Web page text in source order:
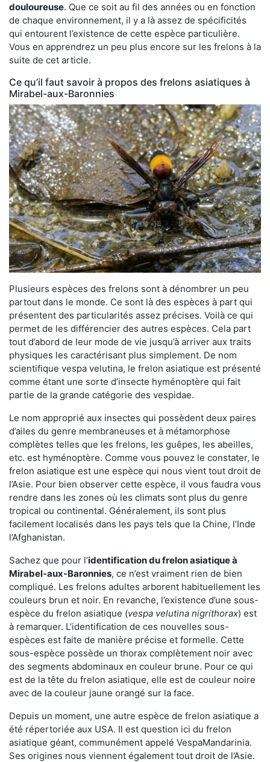
douloureuse. Que ce soit au fil des années ou en fonction
de chaque environnement, il y a là assez de spécificités
qui entourent l’existence de cette espèce particulière.
Vous en apprendrez un peu plus encore sur les frelons à la
suite de cet article.
Ce qu’il faut savoir à propos des frelons asiatiques à
Mirabel-aux-Baronnies
Plusieurs espèces des frelons sont à dénombrer un peu
partout dans le monde. Ce sont là des espèces à part qui
présentent des particularités assez précises. Voilà ce qui
permet de les différencier des autres espèces. Cela part
tout d’abord de leur mode de vie jusqu’à arriver aux traits
physiques les caractérisant plus simplement. De nom
scientifique vespa velutina, le frelon asiatique est présenté
comme étant une sorte d’insecte hyménoptère qui fait
partie de la grande catégorie des vespidae.
Le nom approprié aux insectes qui possèdent deux paires
d’ailes du genre membraneuses et à métamorphose
complètes telles que les frelons, les guêpes, les abeilles,
etc. est hyménoptère. Comme vous pouvez le constater, le
frelon asiatique est une espèce qui nous vient tout droit de
l’Asie. Pour bien observer cette espèce, il vous faudra vous
rendre dans les zones où les climats sont plus du genre
tropical ou continental. Généralement, ils sont plus
facilement localisés dans les pays tels que la Chine, l’Inde
l’Afghanistan.
Sachez que pour l’identification du frelon asiatiqueà
Mirabel-aux-Baronnies, ce n’est vraiment rien de bien
compliqué. Les frelons adultes arborent habituellement les
couleurs brun et noir. En revanche, l’existence d’une sous-
espèce du frelon asiatique (vespa velutina nigrithorax) est
à remarquer. L’identification de ces nouvelles sous-
espèces est faite de manière précise et formelle. Cette
sous-espèce possède un thorax complètement noir avec
des segments abdominaux en couleur brune. Pour ce qui
est de la tête du frelon asiatique, elle est de couleur noire
avec de la couleur jaune orangé sur la face.
Depuis un moment, une autre espèce de frelon asiatique a
été répertoriée aux USA. Il est question ici du frelon
asiatique géant, communément appelé VespaMandarinia.
Ses origines nous viennent également tout droit de l’Asie.